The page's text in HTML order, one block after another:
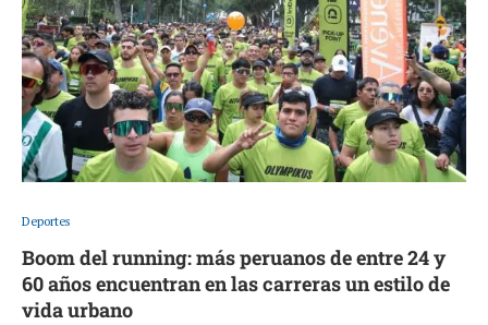
Deportes
Boom del running: más peruanos de entre 24 y
60 años encuentran en las carreras un estilo de
vida urbano